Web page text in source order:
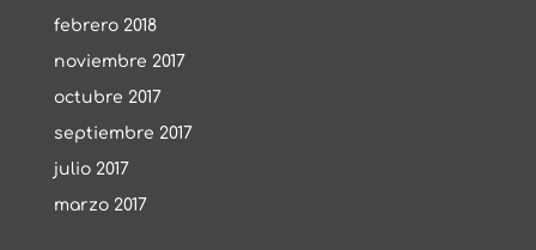
febrero 2018
noviembre 2017
octubre 2017
septiembre 2017
julio 2017
marzo 2017